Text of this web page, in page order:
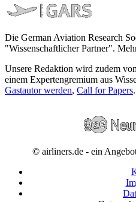
Die German Aviation Research
"Wissenschaftlicher Partner".
Unsere Redaktion wird zudem
einem Expertengremium aus
Gastautor werden, Call for Papers.
© airliners.de - ein